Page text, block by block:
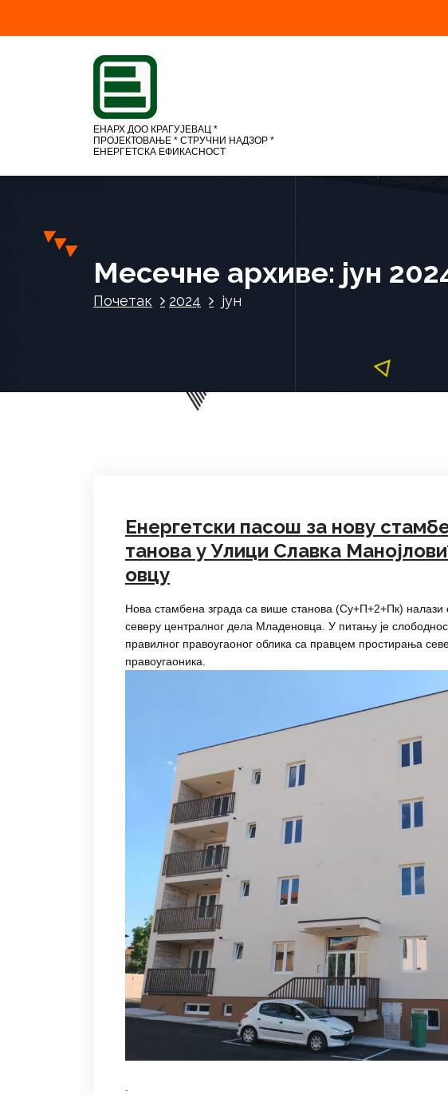
ЕНАРХ ДОО КРАГУЈЕВАЦ *
ПРОЈЕКТОВАЊЕ * СТРУЧНИ НАДЗОР *
ЕНЕРГЕТСКА ЕФИКАСНОСТ
Месечне архиве: јун
Почетак 2024 јун
Енергетски пасош за нову
танова у Улици Славка
овцу
Нова стамбена зграда са више станова (Су+П+2+Пк)
северу централног дела Младеновца. У питању је
правилног правоугаоног облика са правцем простирања
правоугаоника.
.